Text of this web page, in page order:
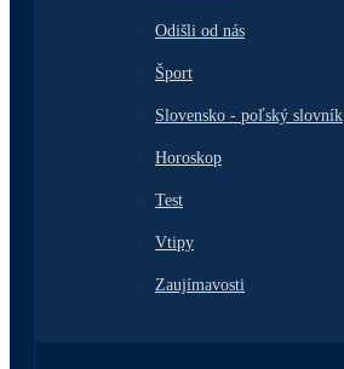
Odišli od nás
Šport
Slovensko - poľský slovník
Horoskop
Test
Vtipy
Zaujímavosti